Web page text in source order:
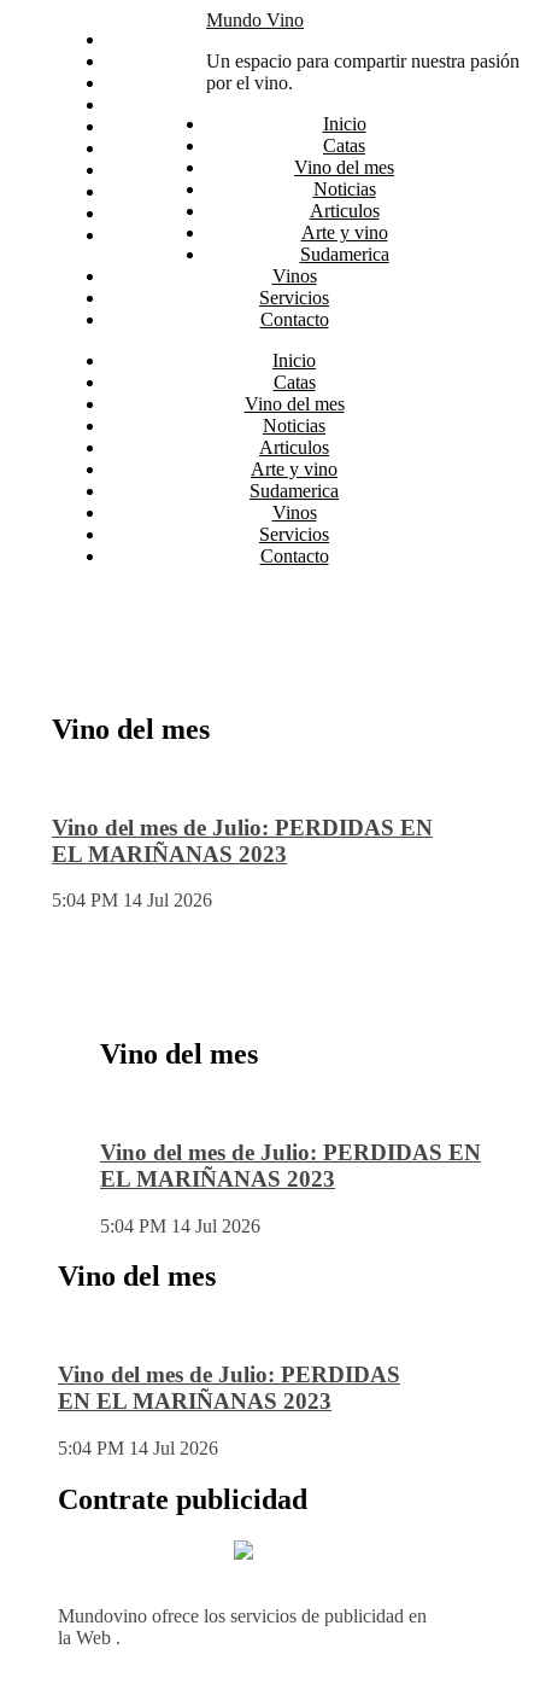
Arte y vino
Sudamerica
Mundo Vino
Un espacio para compartir nuestra pasión
por el vino.
Inicio
Catas
Vino del mes
Noticias
Articulos
Arte y vino
Sudamerica
Vinos
Servicios
Contacto
Inicio
Catas
Vino del mes
Noticias
Articulos
Arte y vino
Sudamerica
Vinos
Servicios
Contacto
Vino del mes
Vino del mes de Julio: PERDIDAS EN
EL MARIÑANAS 2023
5:04 PM 14 Jul 2026
Vino del mes
Vino del mes de Julio: PERDIDAS EN
EL MARIÑANAS 2023
5:04 PM 14 Jul 2026
Vino del mes
Vino del mes de Julio: PERDIDAS
EN EL MARIÑANAS 2023
5:04 PM 14 Jul 2026
Contrate publicidad
Mundovino ofrece los servicios de publicidad en
la Web .